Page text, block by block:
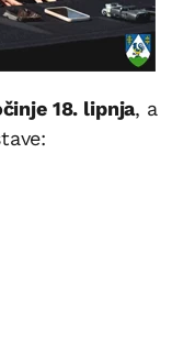
18. lipnja, a